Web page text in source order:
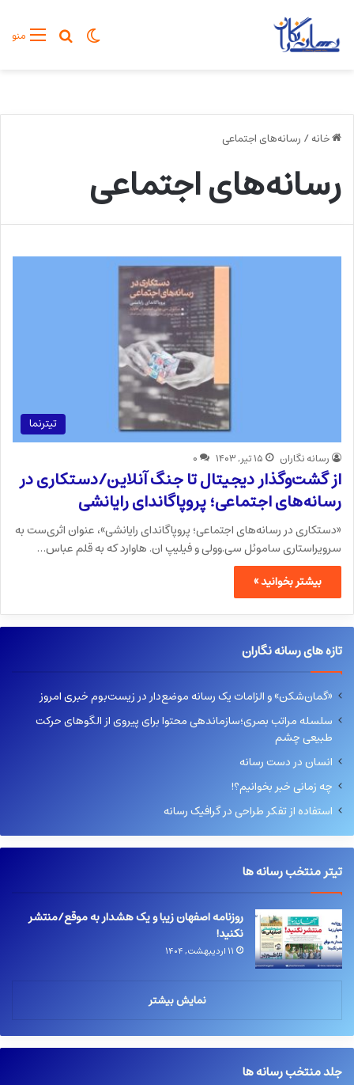
منوجستجو
تغییر پوسته
خانه/ رسانه‌های اجتماعی
رسانه‌های اجتماعی
تیترنما
رسانه نگاران ۱۵ تیر, ۱۴۰۳ ۰
از گشت‌وگذار دیجیتال تا جنگ آنلاین/دستکاری در
رسانه‌های اجتماعی؛ پروپاگاندای رایانشی
«دستکاری در رسانه‌های اجتماعی؛ پروپاگاندای رایانشی»، عنوان اثری‌ست به
سرویراستاری ساموئل سی.وولی و فیلیپ ان. هاوارد که به قلم عباس…
بیشتر بخوانید »
تازه های رسانه نگاران
«گمان‌شکن» و الزامات یک رسانه موضع‌دار در زیست‌بوم خبری امروز
سلسله مراتب بصری؛سازماندهی محتوا برای پیروی از الگوهای حرکت
طبیعی چشم
انسان در دست رسانه
چه زمانی خبر بخوانیم؟!
استفاده از تفکر طراحی در گرافیک رسانه
تیتر منتخب رسانه ها
روزنامه اصفهان زیبا و یک هشدار به موقع/منتشر
نکنید!
۱۱ اردیبهشت, ۱۴۰۴
نمایش بیشتر
جلد منتخب رسانه ها